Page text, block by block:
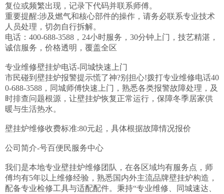
复位或频繁出现，记录下代码并联系师傅。
重要提醒:涉及燃气和核心部件的操作，请务必联系专业技术
人员处理，切勿自行拆解。
电话：400-688-3588，24小时服务，30分钟上门，技艺精湛，
诚信服务，价格透明，覆盖全区
专业维修壁挂炉电话-同城快速上门
市民碰到壁挂炉报警提示慌了神?别担心!拨打专业维修电话40
0-688-3588，同城师傅快速上门，熟悉各类报警故障处理，及
时排查问题根源，让壁挂炉恢复正常运行，保障冬季居家供
暖与生活热水。
壁挂炉维修收费标准:80元起，具体根据故障情况报价
公司简介-号百便民服务中心
我们是本地专业壁挂炉维修团队，在各区域均有服务点，师
傅均有5年以上维修经验，熟悉国内外主流品牌壁挂炉构造，
配备专业检修工具与适配配件。秉持“专业维修、同城速达、